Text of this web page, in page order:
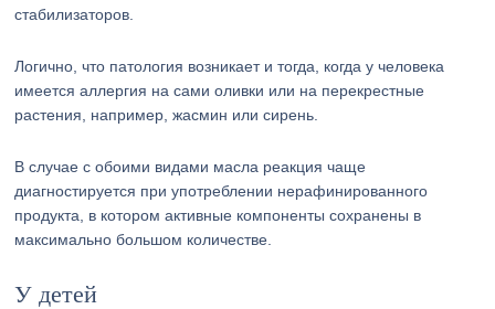
стабилизаторов.
Логично, что патология возникает и тогда, когда у человека
имеется аллергия на сами оливки или на перекрестные
растения, например, жасмин или сирень.
В случае с обоими видами масла реакция чаще
диагностируется при употреблении нерафинированного
продукта, в котором активные компоненты сохранены в
максимально большом количестве.
У детей